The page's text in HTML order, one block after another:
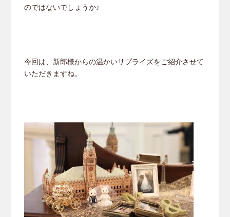
のではないでしょうか♪
今回は、新郎様からの温かいサプライズをご紹介させて
いただきますね。